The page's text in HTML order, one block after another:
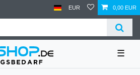
EUR 0,00 EUR
☰